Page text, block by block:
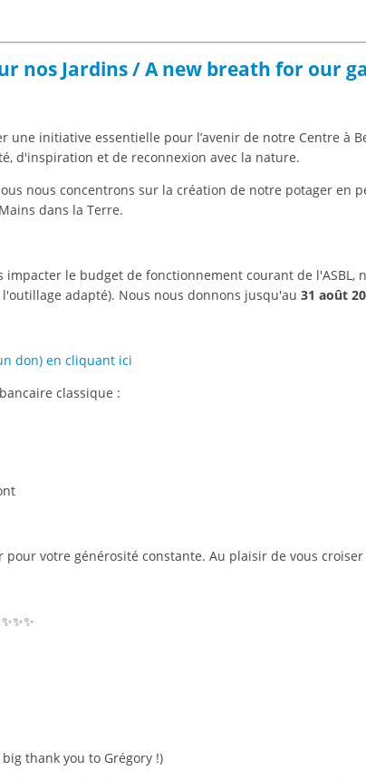
nos Jardins / A new breath for our
une initiative essentielle pour l’avenir de notre Centre
d'inspiration et de reconnexion avec la nature.
nous concentrons sur la création de notre potager
dans la Terre.
impacter le budget de fonctionnement courant de
adapté). Nous nous donnons jusqu'au 31 août
un don) en cliquant ici
classique :
votre générosité constante. Au plaisir de vous
thank you to Grégory !)